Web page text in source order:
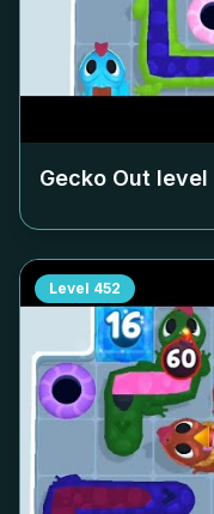
Gecko Out level
Level 452